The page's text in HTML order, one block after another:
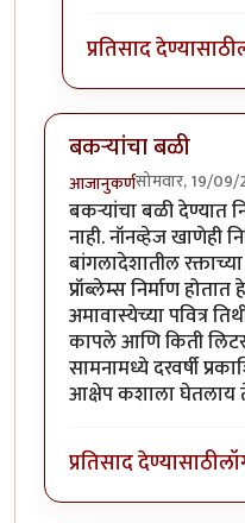
प्रतिसाद देण्यासाठी
बकऱ्यांचा बळी
आजानुकर्णसोमवार, 19/
बकऱ्यांचा बळी
नाही. नॉनव्हेज खाणेही
बांगलादेशातील
प्रॉब्लेम्स निर्माण
अमावास्येच्या पवित्र
कापले आणि किती
सामनामध्ये दरवर्षी
आक्षेप कशाला घेतलाय
प्रतिसाद देण्यासाठी